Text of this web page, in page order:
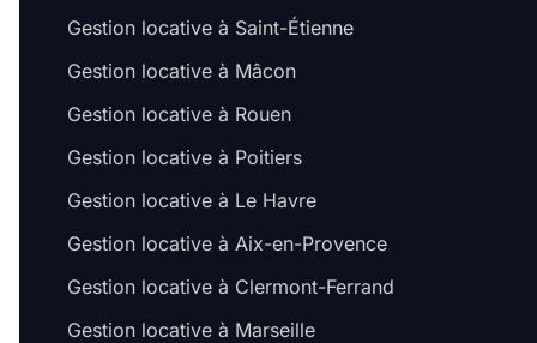
Gestion locative à Saint-Étienne
Gestion locative à Mâcon
Gestion locative à Rouen
Gestion locative à Poitiers
Gestion locative à Le Havre
Gestion locative à Aix-en-Provence
Gestion locative à Clermont-Ferrand
Gestion locative à Marseille